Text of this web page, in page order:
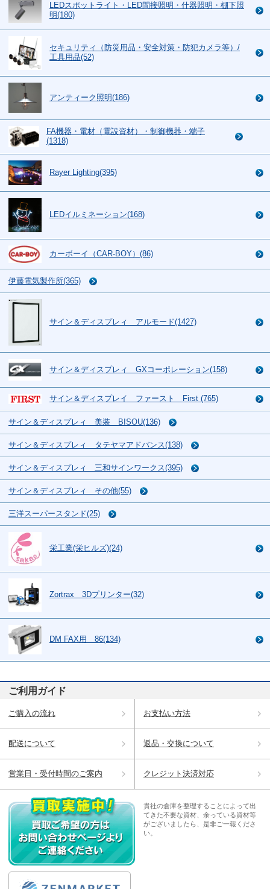
LEDスポットライト・LED間接照明・什器照明・棚下照
明(180)
セキュリティ（防災用品・安全対策・防犯カメラ等）/
工具用品(52)
アンティーク照明(186)
FA機器・電材（電設資材）・制御機器・端子
(1318)
Rayer Lighting(395)
LEDイルミネーション(168)
カーボーイ（CAR-BOY）(86)
伊藤電気製作所(365)
サイン＆ディスプレィ アルモード(1427)
サイン＆ディスプレィ GXコーポレーション(158)
サイン＆ディスプレイ ファースト First (765)
サイン＆ディスプレィ 美装 BISOU(136)
サイン＆ディスプレィ タテヤマアドバンス(138)
サイン＆ディスプレィ 三和サインワークス(395)
サイン＆ディスプレィ その他(55)
三洋スーパースタンド(25)
栄工業(栄ヒルズ)(24)
Zortrax 3Dプリンター(32)
DM FAX用 86(134)
ご利用ガイド
ご購入の流れ お支払い方法
配送について 返品・交換について
営業日・受付時間のご案内 クレジット決済対応
貴社の倉庫を整理することによって出
てきた不要な資材、余っている資材等
がございましたら、是非ご一報くださ
い。